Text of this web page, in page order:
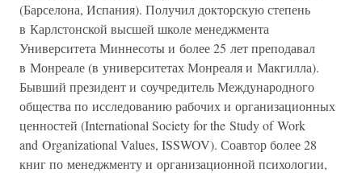
(Барселона, Испания). Получил докторскую степень
в Карлстонской высшей школе менеджмента
Университета Миннесоты и более 25 лет преподавал
в Монреале (в университетах Монреаля и Макгилла).
Бывший президент и соучредитель Международного
общества по исследованию рабочих и организационных
ценностей (International Society for the Study of Work
and Organizational Values, ISSWOV). Соавтор более 28
книг по менеджменту и организационной психологии,